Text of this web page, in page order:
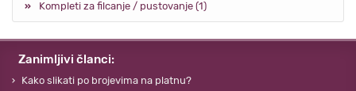
Kompleti za filcanje / pustovanje (1)
Zanimljivi članci:
Kako slikati po brojevima na platnu?